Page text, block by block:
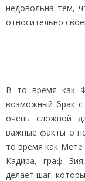
недовольна тем,
относительно
В то время как
возможный брак с
очень сложной
важные факты о
то время как
Кадира, граф
делает шаг,